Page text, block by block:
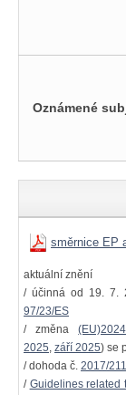
Oznámené
směrnice EP
aktuální znění
/ účinná od 19. 7.
97/23/ES
/ změna
2025, září 2025) se
/ dohoda č. 2017/
/ Guidelines related